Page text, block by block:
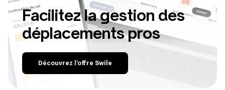
Facilitez la gestion des
déplacements pros
Découvrez l’offre Swile